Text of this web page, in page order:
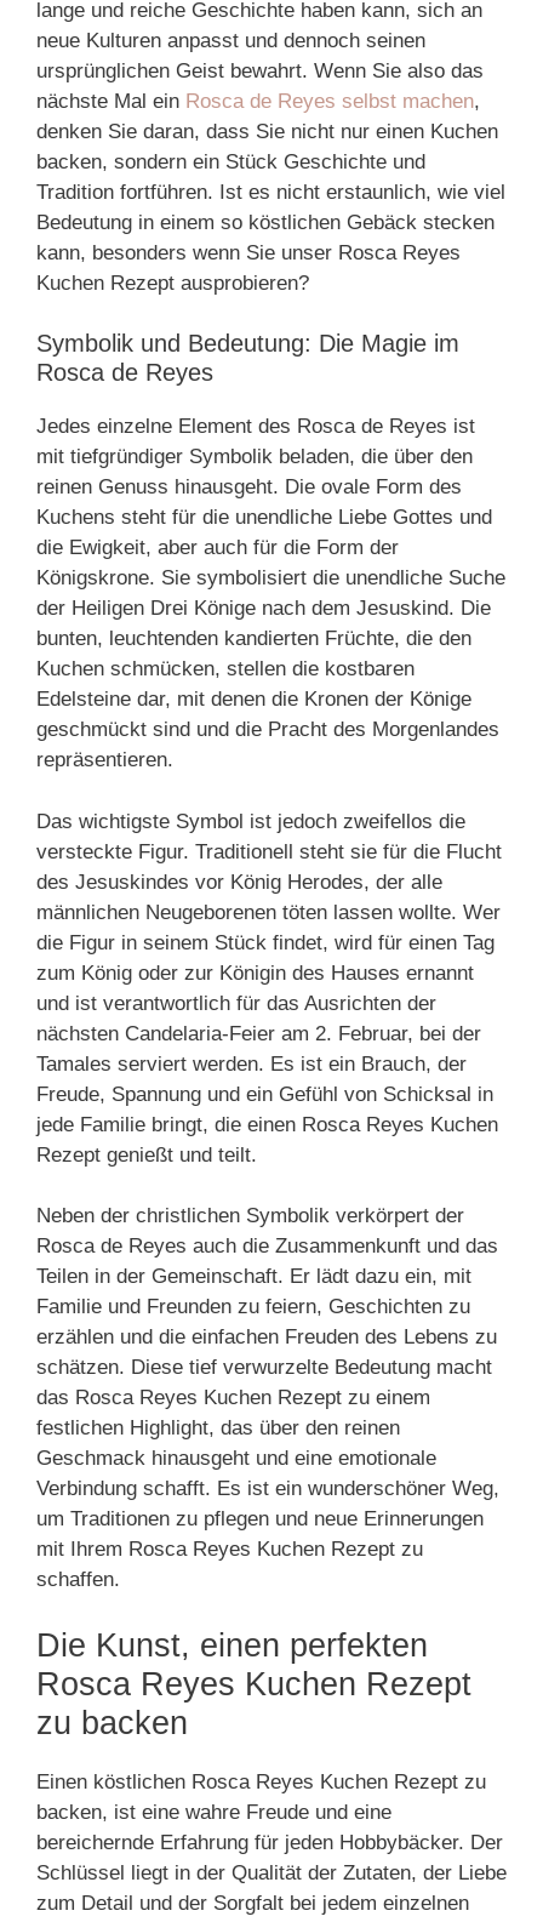
lange und reiche Geschichte haben kann, sich an
neue Kulturen anpasst und dennoch seinen
ursprünglichen Geist bewahrt. Wenn Sie also das
nächste Mal ein Rosca de Reyes selbst machen,
denken Sie daran, dass Sie nicht nur einen Kuchen
backen, sondern ein Stück Geschichte und
Tradition fortführen. Ist es nicht erstaunlich, wie viel
Bedeutung in einem so köstlichen Gebäck stecken
kann, besonders wenn Sie unser Rosca Reyes
Kuchen Rezept ausprobieren?
Symbolik und Bedeutung: Die Magie im
Rosca de Reyes
Jedes einzelne Element des Rosca de Reyes ist
mit tiefgründiger Symbolik beladen, die über den
reinen Genuss hinausgeht. Die ovale Form des
Kuchens steht für die unendliche Liebe Gottes und
die Ewigkeit, aber auch für die Form der
Königskrone. Sie symbolisiert die unendliche Suche
der Heiligen Drei Könige nach dem Jesuskind. Die
bunten, leuchtenden kandierten Früchte, die den
Kuchen schmücken, stellen die kostbaren
Edelsteine dar, mit denen die Kronen der Könige
geschmückt sind und die Pracht des Morgenlandes
repräsentieren.
Das wichtigste Symbol ist jedoch zweifellos die
versteckte Figur. Traditionell steht sie für die Flucht
des Jesuskindes vor König Herodes, der alle
männlichen Neugeborenen töten lassen wollte. Wer
die Figur in seinem Stück findet, wird für einen Tag
zum König oder zur Königin des Hauses ernannt
und ist verantwortlich für das Ausrichten der
nächsten Candelaria-Feier am 2. Februar, bei der
Tamales serviert werden. Es ist ein Brauch, der
Freude, Spannung und ein Gefühl von Schicksal in
jede Familie bringt, die einen Rosca Reyes Kuchen
Rezept genießt und teilt.
Neben der christlichen Symbolik verkörpert der
Rosca de Reyes auch die Zusammenkunft und das
Teilen in der Gemeinschaft. Er lädt dazu ein, mit
Familie und Freunden zu feiern, Geschichten zu
erzählen und die einfachen Freuden des Lebens zu
schätzen. Diese tief verwurzelte Bedeutung macht
das Rosca Reyes Kuchen Rezept zu einem
festlichen Highlight, das über den reinen
Geschmack hinausgeht und eine emotionale
Verbindung schafft. Es ist ein wunderschöner Weg,
um Traditionen zu pflegen und neue Erinnerungen
mit Ihrem Rosca Reyes Kuchen Rezept zu
schaffen.
Die Kunst, einen perfekten
Rosca Reyes Kuchen Rezept
zu backen
Einen köstlichen Rosca Reyes Kuchen Rezept zu
backen, ist eine wahre Freude und eine
bereichernde Erfahrung für jeden Hobbybäcker. Der
Schlüssel liegt in der Qualität der Zutaten, der Liebe
zum Detail und der Sorgfalt bei jedem einzelnen